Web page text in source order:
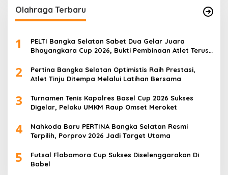
Olahraga Terbaru
1
PELTI Bangka Selatan Sabet Dua Gelar Juara
Bhayangkara Cup 2026, Bukti Pembinaan Atlet Terus
2
Pertina Bangka Selatan Optimistis Raih Prestasi,
Atlet Tinju Ditempa Melalui Latihan Bersama
3
Turnamen Tenis Kapolres Basel Cup 2026 Sukses
Digelar, Pelaku UMKM Raup Omset Meroket
4
Nahkoda Baru PERTINA Bangka Selatan Resmi
Terpilih, Porprov 2026 Jadi Target Utama
5
Futsal Flabamora Cup Sukses Diselenggarakan Di
Babel